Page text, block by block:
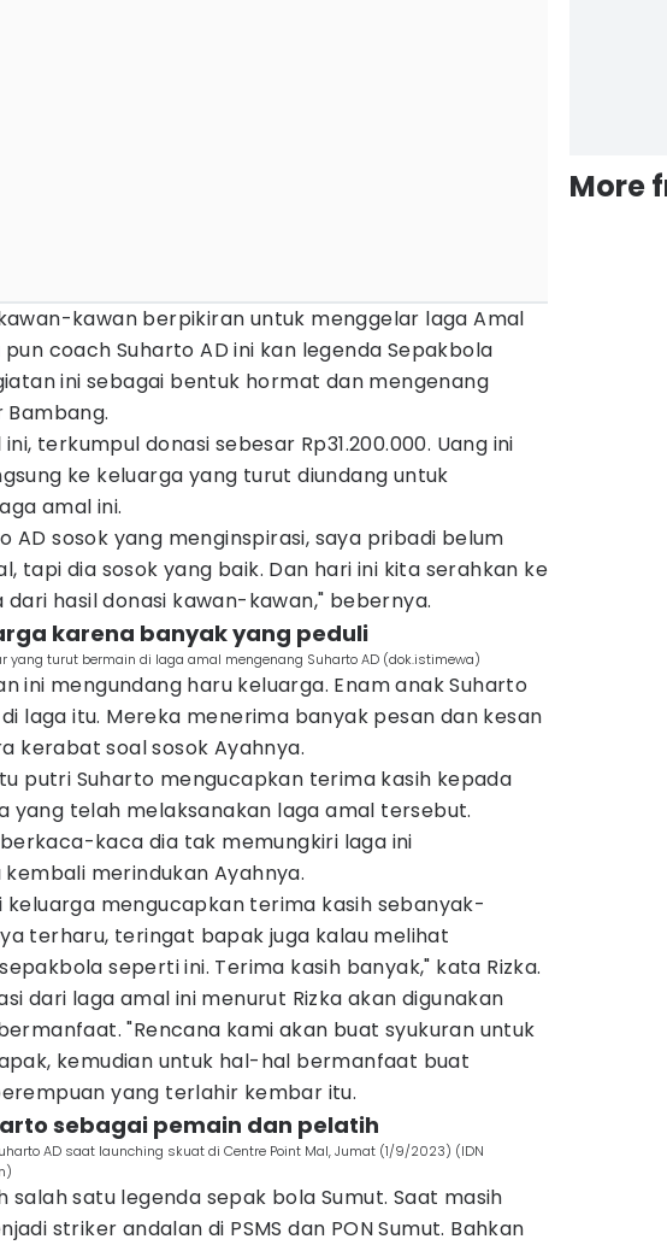
kawan berpikiran untuk menggelar laga Amal
coach Suharto AD ini kan legenda Sepakbola
ini sebagai bentuk hormat dan mengenang
Bambang.
terkumpul donasi sebesar Rp31.200.000. Uang ini
ke keluarga yang turut diundang untuk
amal ini.
AD sosok yang menginspirasi, saya pribadi belum
tapi dia sosok yang baik. Dan hari ini kita serahkan ke
dari hasil donasi kawan-kawan," bebernya.
karena banyak yang peduli
yang turut bermain di laga amal mengenang Suharto AD (dok.istimewa)
ini mengundang haru keluarga. Enam anak Suharto
laga itu. Mereka menerima banyak pesan dan kesan
kerabat soal sosok Ayahnya.
putri Suharto mengucapkan terima kasih kepada
yang telah melaksanakan laga amal tersebut.
kaca dia tak memungkiri laga ini
merindukan Ayahnya.
keluarga mengucapkan terima kasih sebanyak-
terharu, teringat bapak juga kalau melihat
seperti ini. Terima kasih banyak," kata Rizka.
dari laga amal ini menurut Rizka akan digunakan
"Rencana kami akan buat syukuran untuk
kemudian untuk hal-hal bermanfaat buat
yang terlahir kembar itu.
sebagai pemain dan pelatih
AD saat launching skuat di Centre Point Mal, Jumat (1/9/2023) (IDN
salah satu legenda sepak bola Sumut. Saat masih
striker andalan di PSMS dan PON Sumut. Bahkan
More